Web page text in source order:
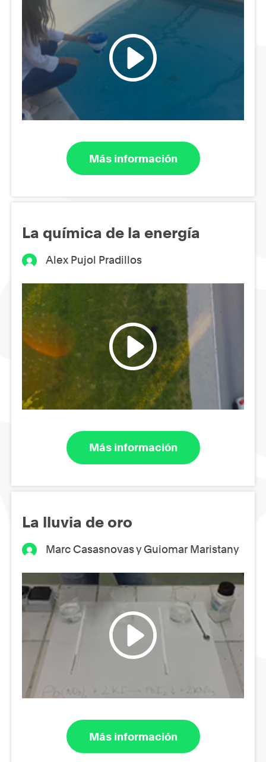
Más información
La química de la energía
Alex Pujol Pradillos
Más información
La lluvia de oro
Marc Casasnovas y Guiomar Maristany
Más información